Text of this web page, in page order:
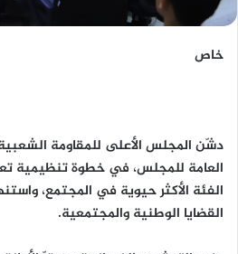
خاص
دشّن المجلس الأعلى للمقاومة
العامة للمجلس، في خطوة تنظيمية
الفئة الأكثر حيوية في المجتمع،
القضايا الوطنية والمجتمعية.